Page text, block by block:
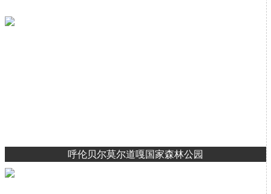
呼伦贝尔莫尔道嘎国家森林公园